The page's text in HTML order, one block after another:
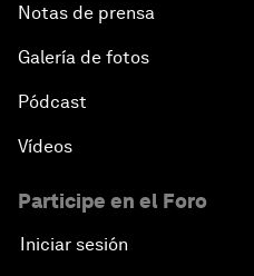
Notas de prensa
Galería de fotos
Pódcast
Vídeos
Participe en el Foro
Iniciar sesión